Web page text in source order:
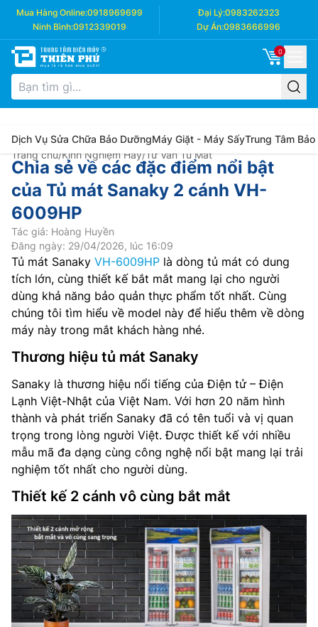
Mua Hàng Online:0918969699 Đại Lý:0983262323
Ninh Bình:0912339019 Dự Án:0983666996
0
Dịch Vụ Sửa Chữa Bảo DưỡngMáy Giặt - Máy SấyTrung Tâm Bảo
Trang chủ/Kinh Nghiệm Hay/Tư Vấn Tủ Mát
Chia sẻ về các đặc điểm nổi bật
của Tủ mát Sanaky 2 cánh VH-
6009HP
Tác giả: Hoàng Huyền
Đăng ngày: 29/04/2026, lúc 16:09
Tủ mát Sanaky VH-6009HP là dòng tủ mát có dung
tích lớn, cùng thiết kế bắt mắt mang lại cho người
dùng khả năng bảo quản thực phẩm tốt nhất. Cùng
chúng tôi tìm hiểu về model này để hiểu thêm về dòng
máy này trong mắt khách hàng nhé.
Thương hiệu tủ mát Sanaky
Sanaky là thương hiệu nổi tiếng của Điện tử – Điện
Lạnh Việt-Nhật của Việt Nam. Với hơn 20 năm hình
thành và phát triển Sanaky đã có tên tuổi và vị quan
trọng trong lòng người Việt. Được thiết kế với nhiều
mẫu mã đa dạng cùng công nghệ nổi bật mang lại trải
nghiệm tốt nhất cho người dùng.
Thiết kế 2 cánh vô cùng bắt mắt